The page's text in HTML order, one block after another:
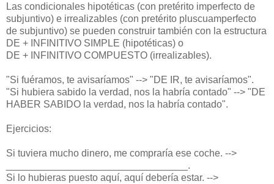
Las condicionales hipotéticas (con pretérito imperfecto de
subjuntivo) e irrealizables (con pretérito pluscuamperfecto
de subjuntivo) se pueden construir también con la estructura
DE + INFINITIVO SIMPLE (hipotéticas) o
DE + INFINITIVO COMPUESTO (irrealizables).
"Si fuéramos, te avisaríamos" --> "DE IR, te avisaríamos".
"Si hubiera sabido la verdad, nos la habría contado" --> "DE
HABER SABIDO la verdad, nos la habría contado".
Ejercicios:
Si tuviera mucho dinero, me compraría ese coche. -->
_________________________________.
Si lo hubieras puesto aquí, aquí debería estar. -->